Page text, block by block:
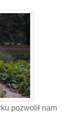
pozwolił nam